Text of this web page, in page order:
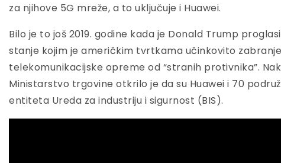
za njihove 5G mreže, a to uključuje i Huawei.
Bilo je to još 2019. godine kada je Donald Trump
stanje kojim je američkim tvrtkama učinkovito
telekomunikacijske opreme od “stranih protivnika”.
Ministarstvo trgovine otkrilo je da su Huawei i 70
entiteta Ureda za industriju i sigurnost (BIS).